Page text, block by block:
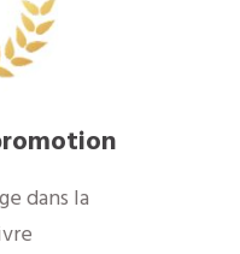
dans la